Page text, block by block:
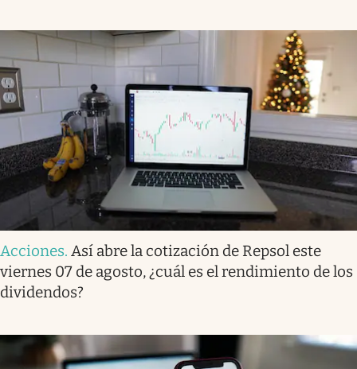
Acciones. Así abre la cotización de Repsol este
viernes 07 de agosto, ¿cuál es el rendimiento de los
dividendos?